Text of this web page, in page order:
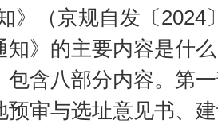
》（京规自发〔2024
知》的主要内容是什
包含八部分内容。第
预审与选址意见书、